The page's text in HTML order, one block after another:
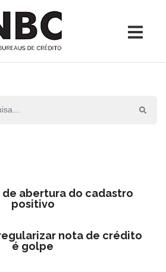
de abertura do cadastro
positivo
nota de crédito
é golpe